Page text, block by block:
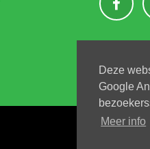
Deze
Google
Meer info